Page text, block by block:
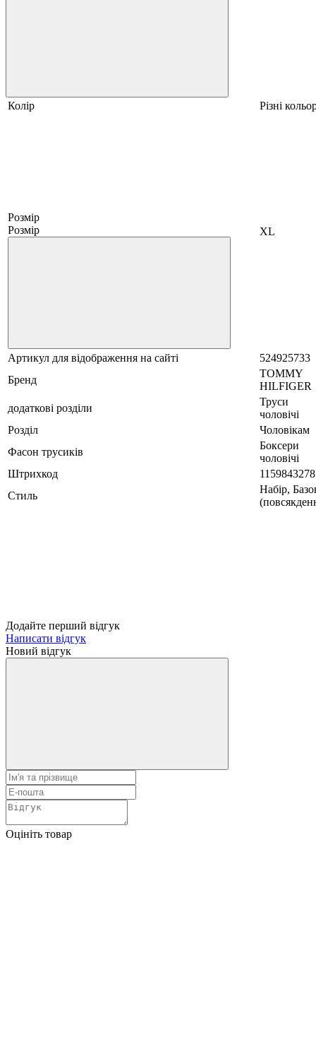
Колір Різні
Розмір
Розмір
XL
Артикул для відображення на сайті
524925733
Бренд
TOMMY
HILFIGER
додаткові розділи
Труси
чоловічі
Розділ
Чоловікам
Фасон трусиків
Боксери
чоловічі
Штрихкод
1159843278
Стиль
Набір,
Додайте перший відгук
Написати відгук
Новий відгук
Оцініть товар